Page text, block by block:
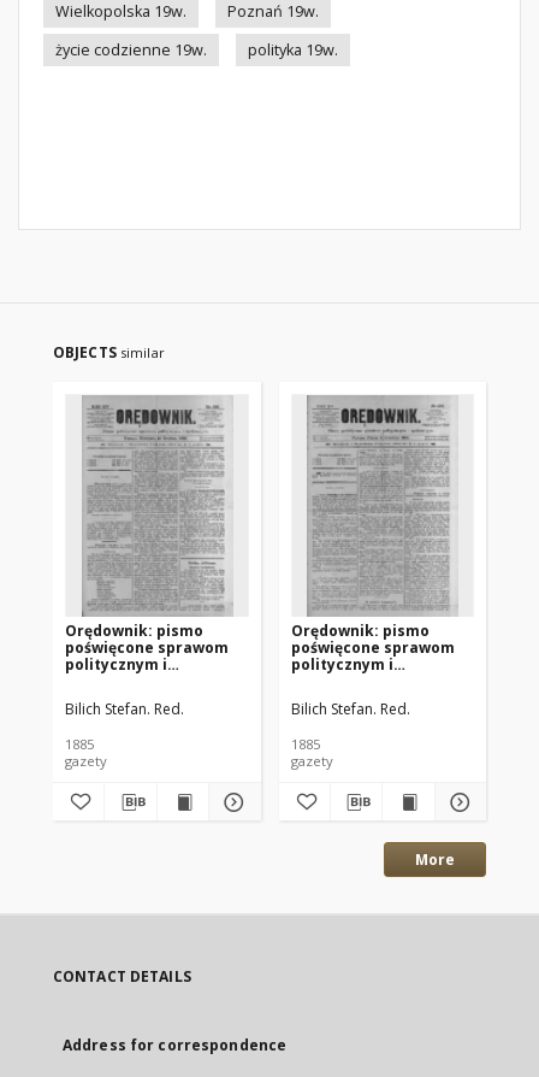
Wielkopolska 19w.
Poznań 19w.
życie codzienne 19w.
polityka 19w.
OBJECTS similar
Orędownik: pismo
poświęcone sprawom
politycznym i
R.15 Nr285
Bilich Stefan. Red.
1885
gazety
Orędownik: pismo
poświęcone sprawom
politycznym i
R.15 Nr283
Bilich Stefan. Red.
1885
gazety
More
CONTACT DETAILS
Address for correspondence